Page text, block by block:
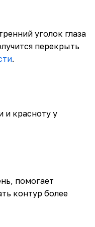
уголок глаза
перекрыть
.
и красноту у
помогает
контур более